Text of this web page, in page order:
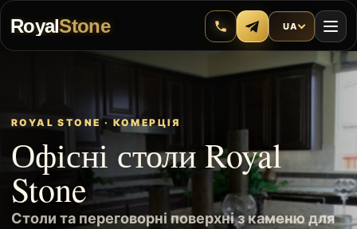
RoyalStone UA
ROYAL STONE · КОМЕРЦІЯ
Офісні столи Royal
Stone
Столи та переговорні поверхні з каменю для